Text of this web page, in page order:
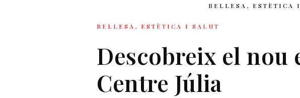
BELLESA, ESTÈTICA
BELLESA, ESTÈTICA I SALUT
Descobreix el nou
Centre Júlia